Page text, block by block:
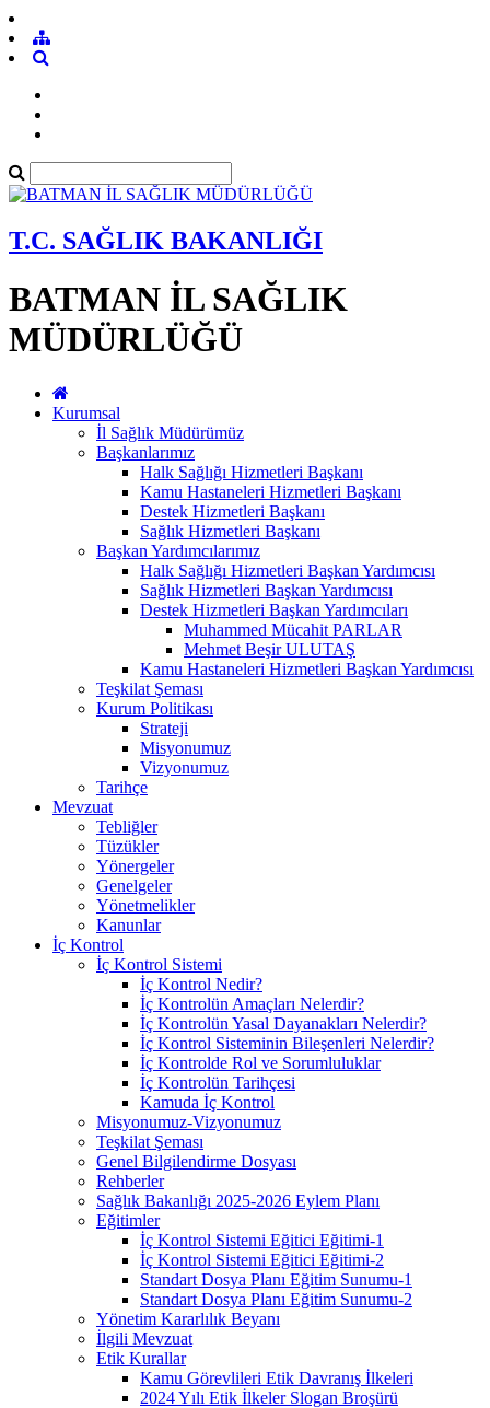
T.C. SAĞLIK BAKANLIĞI
BATMAN İL SAĞLIK
MÜDÜRLÜĞÜ
Kurumsal
İl Sağlık Müdürümüz
Başkanlarımız
Halk Sağlığı Hizmetleri Başkanı
Kamu Hastaneleri Hizmetleri Başkanı
Destek Hizmetleri Başkanı
Sağlık Hizmetleri Başkanı
Başkan Yardımcılarımız
Halk Sağlığı Hizmetleri Başkan Yardımcısı
Sağlık Hizmetleri Başkan Yardımcısı
Destek Hizmetleri Başkan Yardımcıları
Muhammed Mücahit PARLAR
Mehmet Beşir ULUTAŞ
Kamu Hastaneleri Hizmetleri Başkan Yardımcısı
Teşkilat Şeması
Kurum Politikası
Strateji
Misyonumuz
Vizyonumuz
Tarihçe
Mevzuat
Tebliğler
Tüzükler
Yönergeler
Genelgeler
Yönetmelikler
Kanunlar
İç Kontrol
İç Kontrol Sistemi
İç Kontrol Nedir?
İç Kontrolün Amaçları Nelerdir?
İç Kontrolün Yasal Dayanakları Nelerdir?
İç Kontrol Sisteminin Bileşenleri Nelerdir?
İç Kontrolde Rol ve Sorumluluklar
İç Kontrolün Tarihçesi
Kamuda İç Kontrol
Misyonumuz-Vizyonumuz
Teşkilat Şeması
Genel Bilgilendirme Dosyası
Rehberler
Sağlık Bakanlığı 2025-2026 Eylem Planı
Eğitimler
İç Kontrol Sistemi Eğitici Eğitimi-1
İç Kontrol Sistemi Eğitici Eğitimi-2
Standart Dosya Planı Eğitim Sunumu-1
Standart Dosya Planı Eğitim Sunumu-2
Yönetim Kararlılık Beyanı
İlgili Mevzuat
Etik Kurallar
Kamu Görevlileri Etik Davranış İlkeleri
2024 Yılı Etik İlkeler Slogan Broşürü